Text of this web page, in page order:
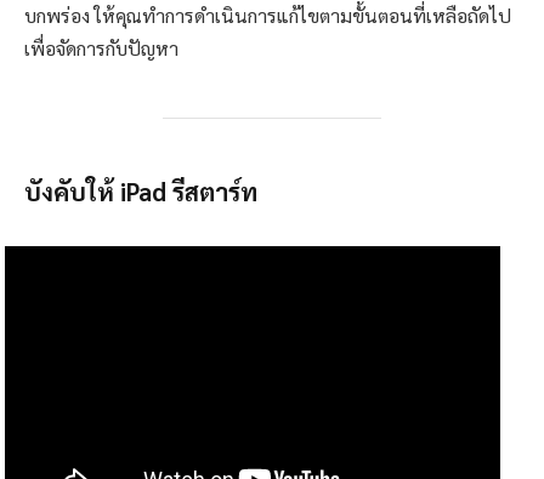
บกพร่อง ให้คุณทำการดำเนินการแก้ไขตามขั้นตอนที่เหลือถัดไป
เพื่อจัดการกับปัญหา
บังคับให้ iPad รีสตาร์ท